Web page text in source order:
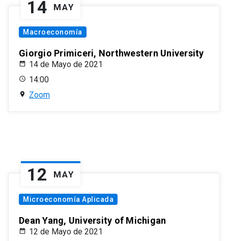
14 MAY
Macroeconomía
Giorgio Primiceri, Northwestern University
14 de Mayo de 2021
14:00
Zoom
12 MAY
Microeconomía Aplicada
Dean Yang, University of Michigan
12 de Mayo de 2021